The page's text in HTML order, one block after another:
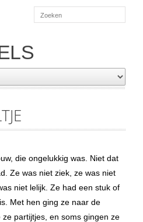
die ongelukkig was. Niet dat
Ze was niet ziek, ze was niet
niet lelijk. Ze had een stuk of
Met hen ging ze naar de
partijtjes, en soms gingen ze